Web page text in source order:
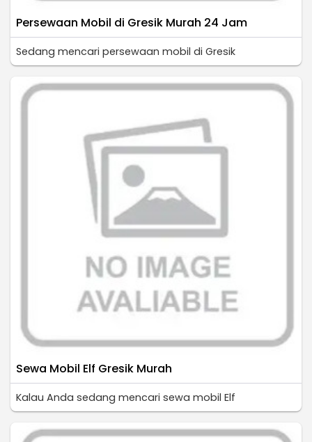
Persewaan Mobil di Gresik Murah 24 Jam
Sedang mencari persewaan mobil di Gresik
Sewa Mobil Elf Gresik Murah
Kalau Anda sedang mencari sewa mobil Elf